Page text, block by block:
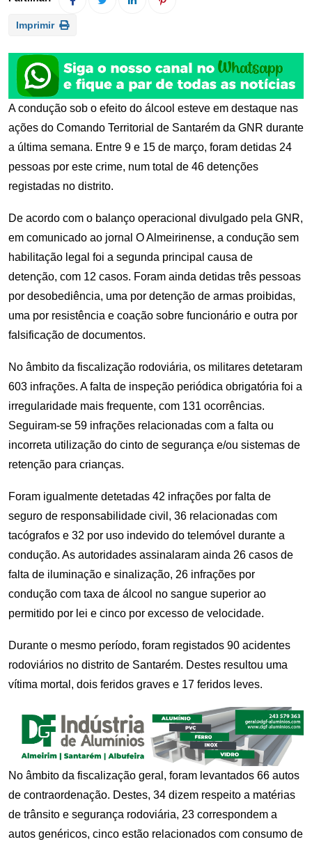
Imprimir
A condução sob o efeito do álcool esteve em destaque nas
ações do Comando Territorial de Santarém da GNR durante
a última semana. Entre 9 e 15 de março, foram detidas 24
pessoas por este crime, num total de 46 detenções
registadas no distrito.
De acordo com o balanço operacional divulgado pela GNR,
em comunicado ao jornal O Almeirinense, a condução sem
habilitação legal foi a segunda principal causa de
detenção, com 12 casos. Foram ainda detidas três pessoas
por desobediência, uma por detenção de armas proibidas,
uma por resistência e coação sobre funcionário e outra por
falsificação de documentos.
No âmbito da fiscalização rodoviária, os militares detetaram
603 infrações. A falta de inspeção periódica obrigatória foi a
irregularidade mais frequente, com 131 ocorrências.
Seguiram-se 59 infrações relacionadas com a falta ou
incorreta utilização do cinto de segurança e/ou sistemas de
retenção para crianças.
Foram igualmente detetadas 42 infrações por falta de
seguro de responsabilidade civil, 36 relacionadas com
tacógrafos e 32 por uso indevido do telemóvel durante a
condução. As autoridades assinalaram ainda 26 casos de
falta de iluminação e sinalização, 26 infrações por
condução com taxa de álcool no sangue superior ao
permitido por lei e cinco por excesso de velocidade.
Durante o mesmo período, foram registados 90 acidentes
rodoviários no distrito de Santarém. Destes resultou uma
vítima mortal, dois feridos graves e 17 feridos leves.
No âmbito da fiscalização geral, foram levantados 66 autos
de contraordenação. Destes, 34 dizem respeito a matérias
de trânsito e segurança rodoviária, 23 correspondem a
autos genéricos, cinco estão relacionados com consumo de